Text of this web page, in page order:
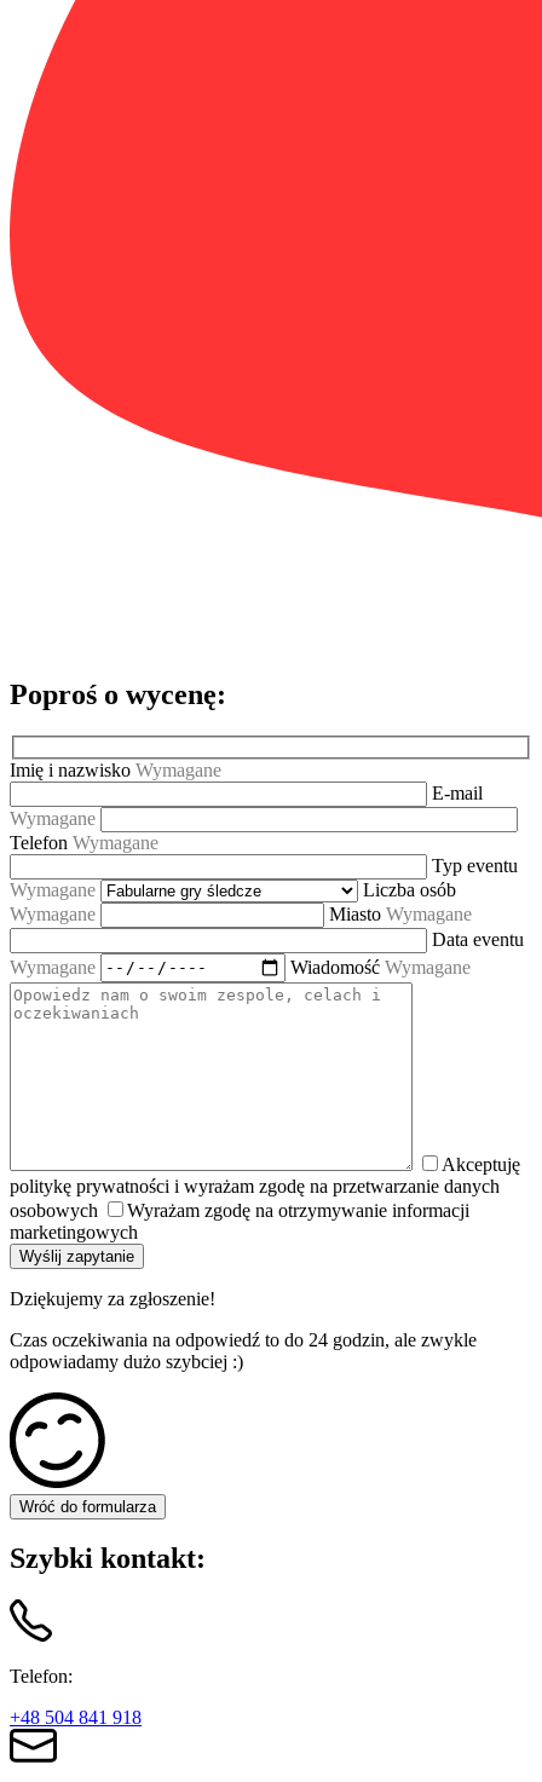
Poproś o wycenę:
Imię i nazwisko Wymagane
E-mail
Wymagane
Telefon Wymagane
Typ eventu
Wymagane
Liczba osób
Wymagane
Miasto Wymagane
Data eventu
Wymagane
Wiadomość Wymagane
Akceptuję
politykę prywatności i wyrażam zgodę na przetwarzanie danych
osobowych
Wyrażam zgodę na otrzymywanie informacji
marketingowych
Dziękujemy za zgłoszenie!
Czas oczekiwania na odpowiedź to do 24 godzin, ale zwykle
odpowiadamy dużo szybciej :)
Wróć do formularza
Szybki kontakt:
Telefon:
+48 504 841 918